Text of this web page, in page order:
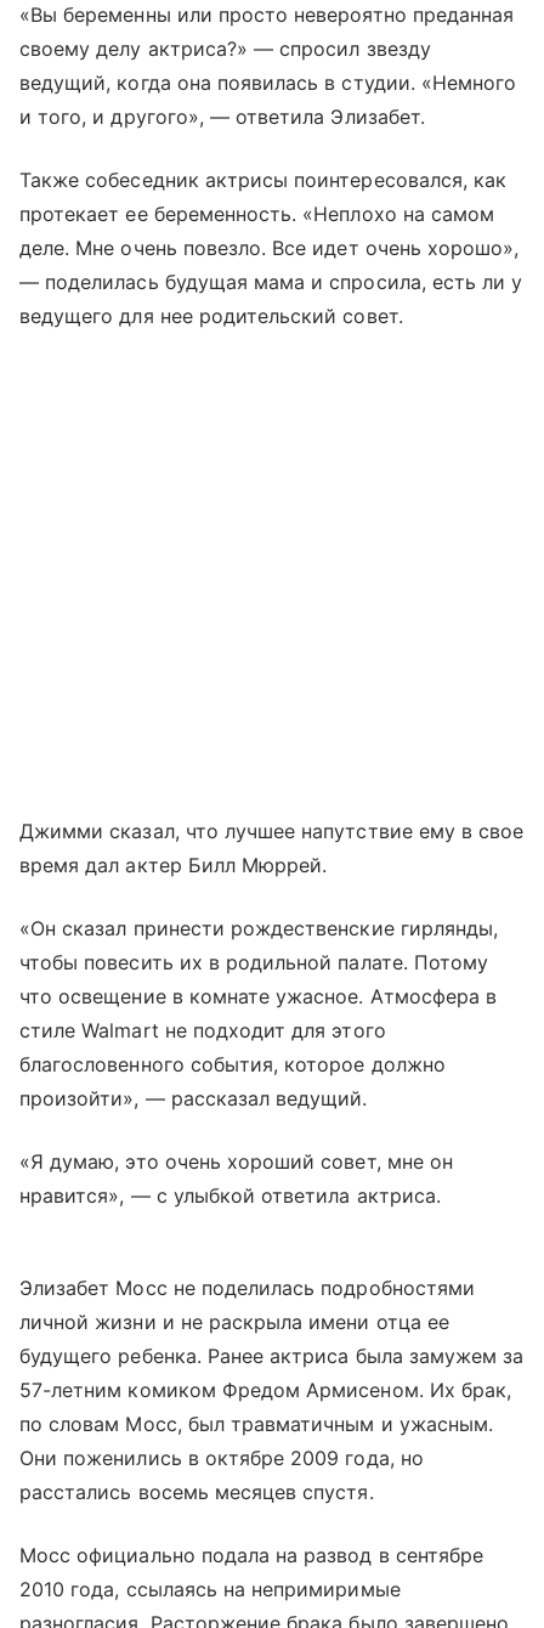
«Вы беременны или просто невероятно преданная
своему делу актриса?» — спросил звезду
ведущий, когда она появилась в студии. «Немного
и того, и другого», — ответила Элизабет.
Также собеседник актрисы поинтересовался, как
протекает ее беременность. «Неплохо на самом
деле. Мне очень повезло. Все идет очень хорошо»,
— поделилась будущая мама и спросила, есть ли у
ведущего для нее родительский совет.
Джимми сказал, что лучшее напутствие ему в свое
время дал актер Билл Мюррей.
«Он сказал принести рождественские гирлянды,
чтобы повесить их в родильной палате. Потому
что освещение в комнате ужасное. Атмосфера в
стиле Walmart не подходит для этого
благословенного события, которое должно
произойти», — рассказал ведущий.
«Я думаю, это очень хороший совет, мне он
нравится», — с улыбкой ответила актриса.
Элизабет Мосс не поделилась подробностями
личной жизни и не раскрыла имени отца ее
будущего ребенка. Ранее актриса была замужем за
57-летним комиком Фредом Армисеном. Их брак,
по словам Мосс, был травматичным и ужасным.
Они поженились в октябре 2009 года, но
расстались восемь месяцев спустя.
Мосс официально подала на развод в сентябре
2010 года, ссылаясь на непримиримые
разногласия. Расторжение брака было завершено